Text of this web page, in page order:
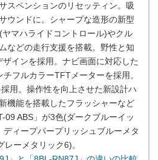
スペンションのリセッティン。吸
ウンドに。シャープな造形の新型
マハライドコントロール)やクル
などの走行支援を搭載。野性と知
インを採用。ナビ画面に対応した
フルカラーTFTメーターを採用。
用。操作性を向上させた新設計ハ
機能を搭載したフラッシャーなど
09 ABS」が3色(ダークブルーイッ
ィープパープリッシュブルーメタ
ーメタリック6)。